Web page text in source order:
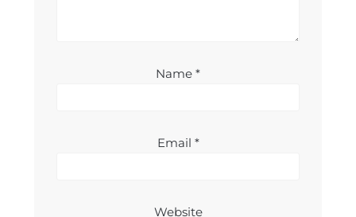
Name *
Email *
Website